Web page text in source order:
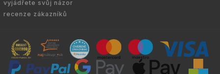
vyjádřete svůj názor
recenze zákazníků